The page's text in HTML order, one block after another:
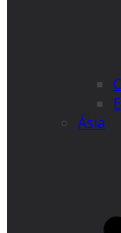
Ásia